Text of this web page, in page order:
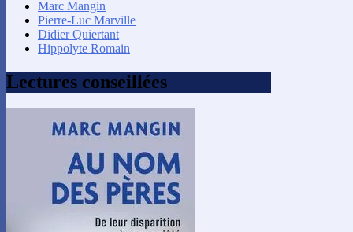
Marc Mangin
Pierre-Luc Marville
Didier Quiertant
Hippolyte Romain
Lectures conseillées